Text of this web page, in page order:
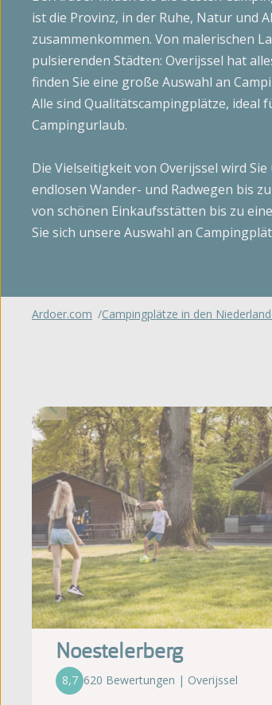
It Wiid
Gelderland
Haeghehorst
De Jutberg
't Noorder
Sint
Tempelhof
ist die Provinz, in der Ruhe, Natur und
zusammenkommen. Von malerischen
pulsierenden Städten: Overijssel hat
finden Sie eine große Auswahl an
Alle sind Qualitätscampingplätze, ideal
Campingurlaub.
Die Vielseitigkeit von Overijssel wird
endlosen Wander- und Radwegen bis
von schönen Einkaufsstätten bis zu
Sie sich unsere Auswahl an
Ardoer.com Campingplätze in den
Noestelerberg
8,7 620 Bewertungen | Overijssel